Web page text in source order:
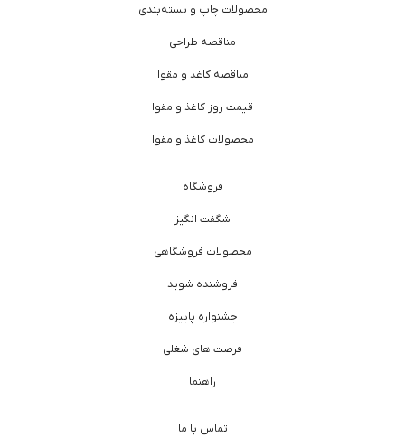
محصولات چاپ و بسته‌بندی
مناقصه طراحی
مناقصه کاغذ و مقوا
قیمت روز کاغذ و مقوا
محصولات کاغذ و مقوا
فروشگاه
شگفت انگیز
محصولات فروشگاهی
فروشنده شوید
جشنواره پاییزه
فرصت های شغلی
راهنما
تماس با ما